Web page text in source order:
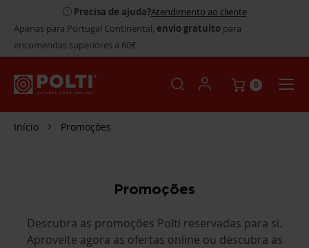
Precisa de ajuda?Atendimento ao cliente
Apenas para Portugal Continental, envio gratuito para
encomendas superiores a 60€
0
Início Promoções
Promoções
Descubra as promoções Polti reservadas para si.
Aproveite agora as ofertas online ou descubra as